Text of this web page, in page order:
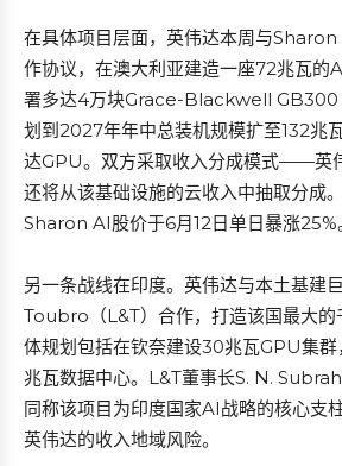
在具体项目层面，英伟达本周与
作协议，在澳大利亚建造一座72兆瓦的
署多达4万块Grace-Blackwell
划到2027年年中总装机规模扩至132兆
达GPU。双方采取收入分成模式——英
还将从该基础设施的云收入中抽取分成。
Sharon AI股价于6月12日单日暴涨25%
另一条战线在印度。英伟达与本土基建
Toubro（L&T）合作，打造该国最大的
体规划包括在钦奈建设30兆瓦GPU集
兆瓦数据中心。L&T董事长S. N.
同称该项目为印度国家AI战略的核心支
英伟达的收入地域风险。